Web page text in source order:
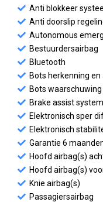
Anti blokkeer
Anti doorslip
Autonomous
Bestuurdersairbag
Bluetooth
Bots herkenning
Bots
Brake assist system
Elektronisch sper
Elektronisch
Garantie 6
Hoofd airbag(s)
Hoofd airbag(s)
Knie airbag(s)
Passagiersairbag